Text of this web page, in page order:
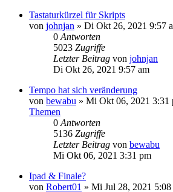
Tastaturkürzel für Skripts
von johnjan » Di Okt 26, 2021 9:57
0 Antworten
5023 Zugriffe
Letzter Beitrag von johnjan
Di Okt 26, 2021 9:57 am
Tempo hat sich veränderung
von bewabu » Mi Okt 06, 2021 3:31
Themen
0 Antworten
5136 Zugriffe
Letzter Beitrag von bewabu
Mi Okt 06, 2021 3:31 pm
Ipad & Finale?
von Robert01 » Mi Jul 28, 2021 5:08